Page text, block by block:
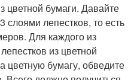
цветной бумаги. Давайте
слоями лепестков, то есть
Для каждого из
из цветной
цветную бумагу, обведите